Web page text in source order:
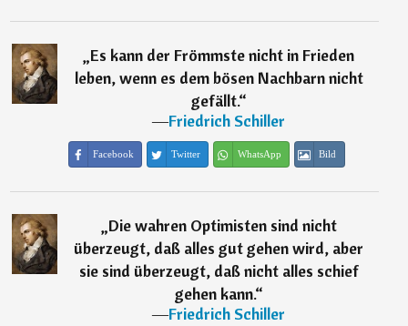
„Es kann der Frömmste nicht in Frieden
leben, wenn es dem bösen Nachbarn nicht
gefällt.“
―Friedrich Schiller
Facebook Twitter WhatsApp Bild
„Die wahren Optimisten sind nicht
überzeugt, daß alles gut gehen wird, aber
sie sind überzeugt, daß nicht alles schief
gehen kann.“
―Friedrich Schiller